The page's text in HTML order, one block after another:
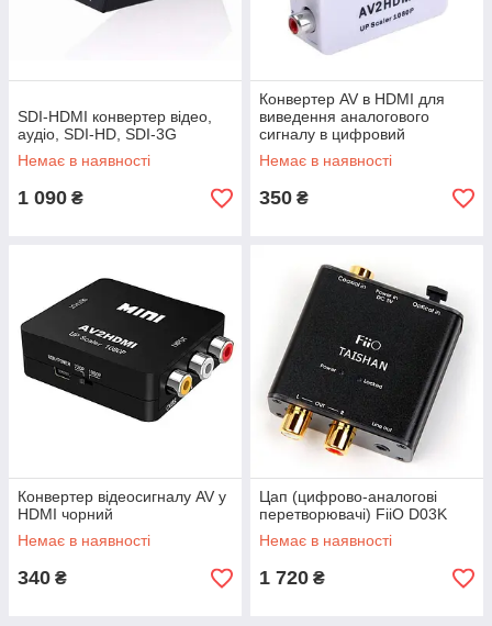
SDI-HDMI конвертер відео,
аудіо, SDI-HD, SDI-3G
Немає в наявності
1 090 ₴
Конвертер AV в HDMI для
виведення аналогового
сигналу в цифровий
Немає в наявності
350 ₴
Конвертер відеосигналу AV у
HDMI чорний
Немає в наявності
340 ₴
Цап (цифрово-аналогові
перетворювачі) FiiO D03K
Немає в наявності
1 720 ₴